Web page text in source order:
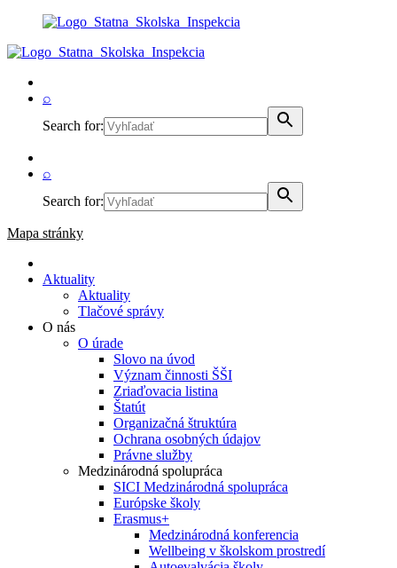
⌕
Search for:
⌕
Search for:
Mapa stránky
Aktuality
Aktuality
Tlačové správy
O nás
O úrade
Slovo na úvod
Význam činnosti ŠŠI
Zriaďovacia listina
Štatút
Organizačná štruktúra
Ochrana osobných údajov
Právne služby
Medzinárodná spolupráca
SICI Medzinárodná spolupráca
Európske školy
Erasmus+
Medzinárodná konferencia
Wellbeing v školskom prostredí